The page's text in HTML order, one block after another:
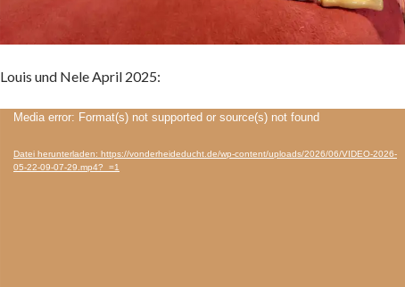
Louis und Nele April 2025:
Video-
Media error: Format(s) not supported or source(s) not found
Datei herunterladen: https://vonderheideducht.de/wp-content/uploads/2026/06/VIDEO-2026-
05-22-09-07-29.mp4?_=1